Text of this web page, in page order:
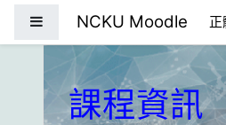
NCKU Moodle
課程資訊